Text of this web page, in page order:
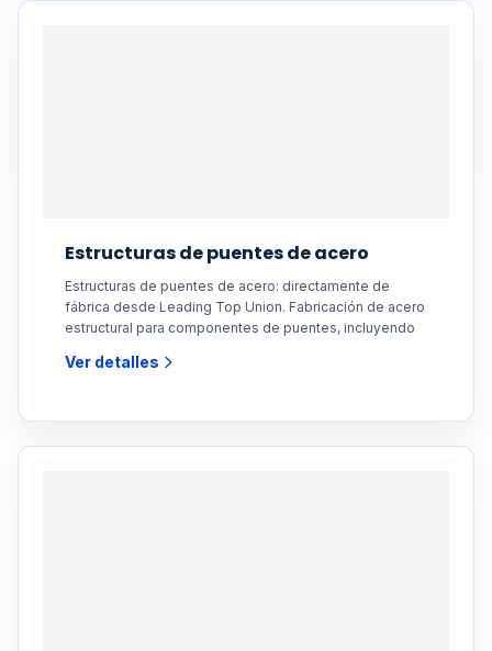
Estructuras de puentes de acero
Estructuras de puentes de acero: directamente de
fábrica desde Leading Top Union. Fabricación de acero
estructural para componentes de puentes, incluyendo
Ver detalles